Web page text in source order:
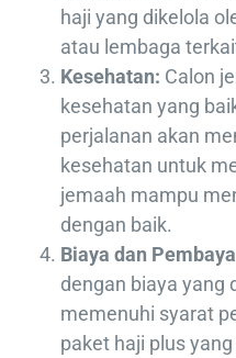
haji yang dikelola
atau lembaga
Kesehatan: Calon
kesehatan yang
perjalanan akan
kesehatan untuk
jemaah mampu
dengan baik.
Biaya dan
dengan biaya yang
memenuhi syarat
paket haji plus